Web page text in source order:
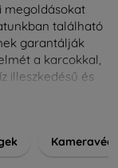
megoldásokat
található
garantálják
a karcokkal,
illeszkedésű és
a
során is